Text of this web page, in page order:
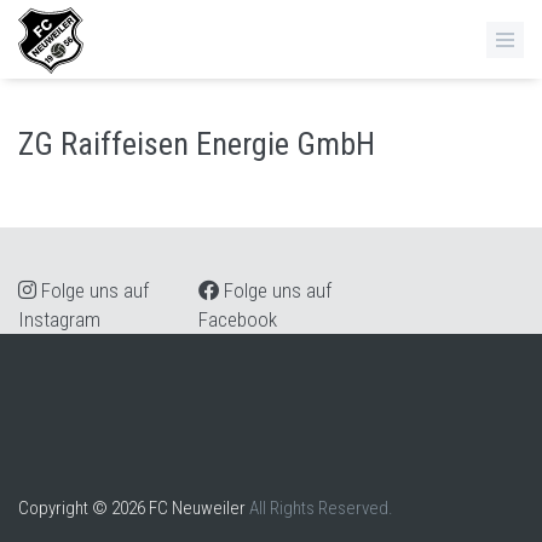
ZG Raiffeisen Energie GmbH
Folge uns auf
Instagram
Folge uns auf
Facebook
Copyright © 2026 FC NeuweilerAll Rights Reserved.